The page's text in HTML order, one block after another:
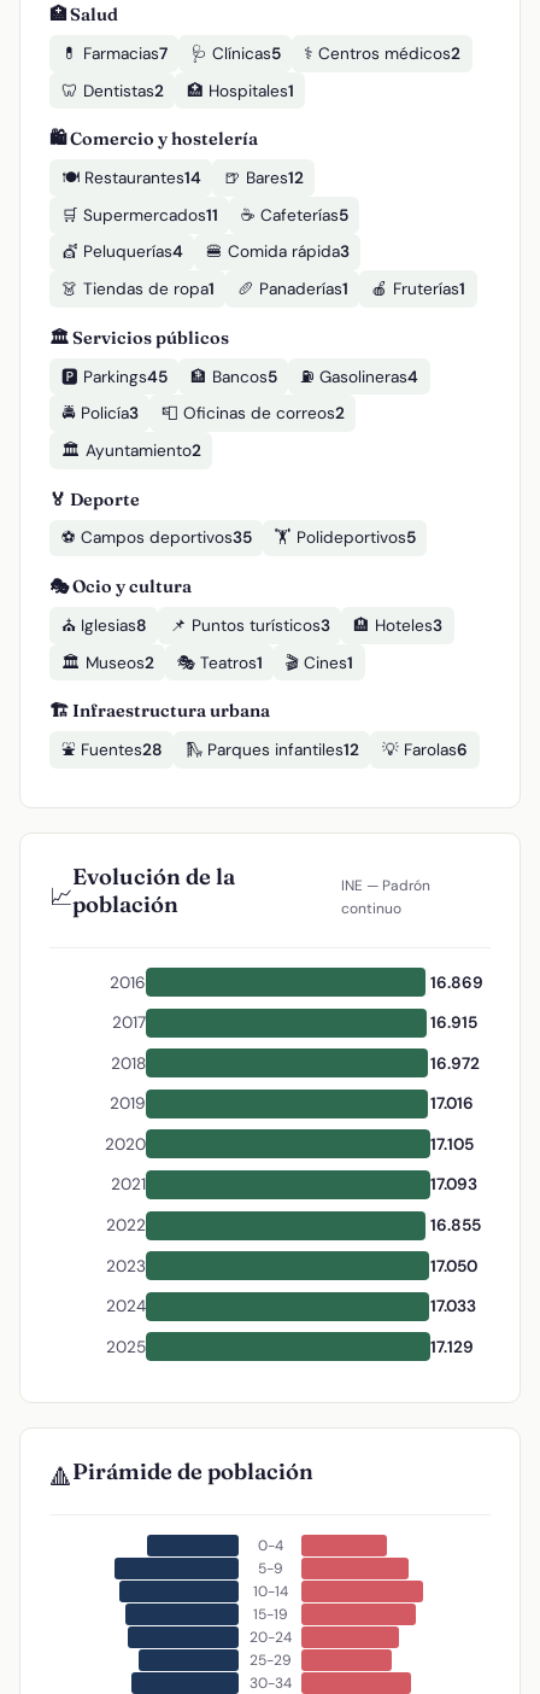
🏥 Salud
💊 Farmacias7 🩺 Clínicas5 ⚕️ Centros médicos2
🦷 Dentistas2 🏥 Hospitales1
🛍️ Comercio y hostelería
🍽️ Restaurantes14 🍺 Bares12
🛒 Supermercados11 ☕ Cafeterías5
💇 Peluquerías4 🍔 Comida rápida3
👗 Tiendas de ropa1 🥖 Panaderías1 🍎 Fruterías1
🏛️ Servicios públicos
🅿️ Parkings45 🏦 Bancos5 ⛽ Gasolineras4
🚔 Policía3 📮 Oficinas de correos2
🏛️ Ayuntamiento2
🏅 Deporte
⚽ Campos deportivos35 🏋️ Polideportivos5
🎭 Ocio y cultura
⛪ Iglesias8 📌 Puntos turísticos3 🏨 Hoteles3
🏛️ Museos2 🎭 Teatros1 🎬 Cines1
🏗️ Infraestructura urbana
⛲ Fuentes28 🛝 Parques infantiles12 💡 Farolas6
📈
Evolución de la
población
INE — Padrón
continuo
2016
16.869
2017
16.915
2018
16.972
2019
17.016
2020
17.105
2021
17.093
2022
16.855
2023
17.050
2024
17.033
2025
17.129
🔺Pirámide de población
0-4
5-9
10-14
15-19
20-24
25-29
30-34